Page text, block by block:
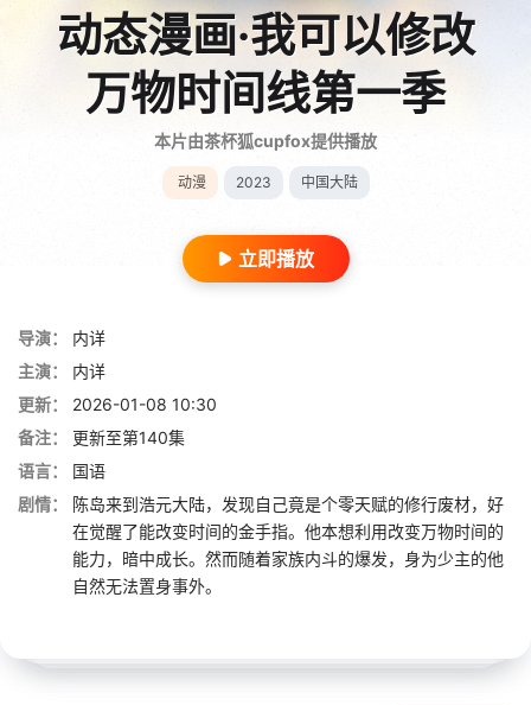
动态漫画·我可以修改
万物时间线第一季
本片由茶杯狐cupfox提供播放
动漫 2023 中国大陆
立即播放
导演：
内详
主演：
内详
更新：
2026-01-08 10:30
备注：
更新至第140集
语言：
国语
剧情：
陈岛来到浩元大陆，发现自己竟是个零天赋的修行废材，好
在觉醒了能改变时间的金手指。他本想利用改变万物时间的
能力，暗中成长。然而随着家族内斗的爆发，身为少主的他
自然无法置身事外。